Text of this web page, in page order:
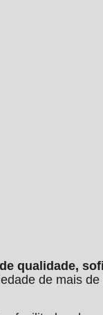
qualidade,
de mais